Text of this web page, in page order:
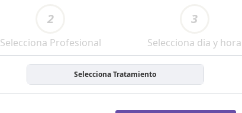
2
Selecciona Profesional
3
Selecciona dia y hora
Selecciona Tratamiento